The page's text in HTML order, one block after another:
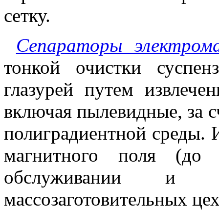
сетку.
Сепараторы
тонкой очистки
глазурей путем
включая пылевидные, за
полиградиентной
магнитного поля
обслуживании и
массозаготовительных